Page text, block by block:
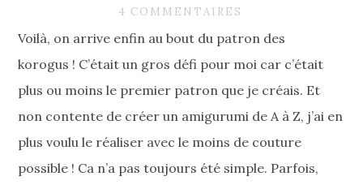
4 COMMENTAIRES
Voilà, on arrive enfin au bout du patron des
korogus ! C’était un gros défi pour moi car c’était
plus ou moins le premier patron que je créais. Et
non contente de créer un amigurumi de A à Z, j’ai en
plus voulu le réaliser avec le moins de couture
possible ! Ca n’a pas toujours été simple. Parfois,